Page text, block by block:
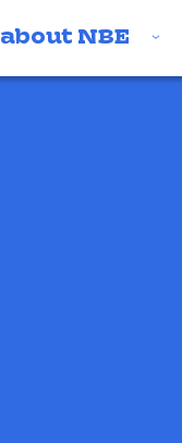
about NBE